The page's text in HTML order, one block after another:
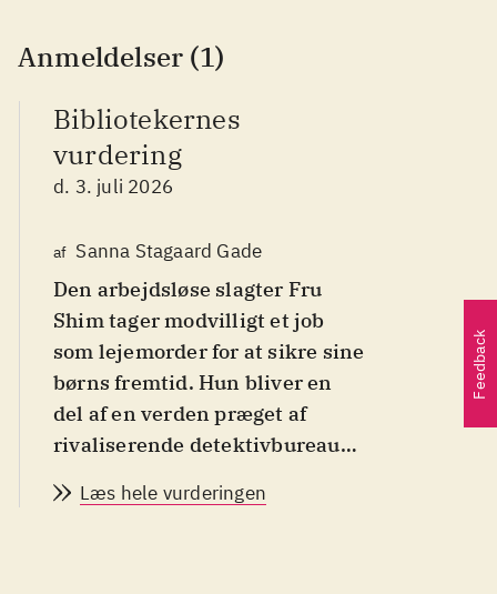
Anmeldelser (1)
Bibliotekernes
vurdering
d. 3. juli 2026
af Sanna Stagaard Gade
Den arbejdsløse slagter Fru
Shim tager modvilligt et job
som lejemorder for at sikre sine
børns fremtid. Hun bliver en
del af en verden præget af
rivaliserende detektivbureauer
anderledes fortælling fra
Læs hele vurderingen
Feedback